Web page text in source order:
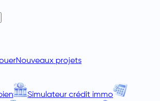
Nouveaux projets
Simulateur crédit immo